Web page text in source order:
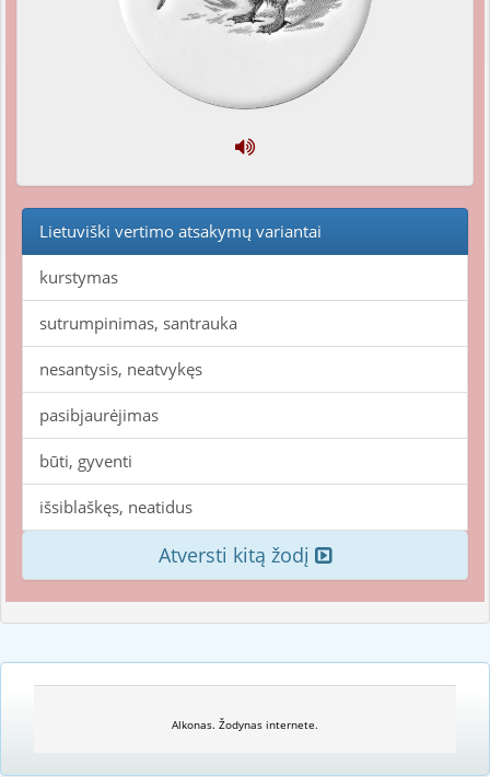
Lietuviški vertimo atsakymų variantai
kurstymas
sutrumpinimas, santrauka
nesantysis, neatvykęs
pasibjaurėjimas
būti, gyventi
išsiblaškęs, neatidus
Atversti kitą žodį
Alkonas. Žodynas internete.